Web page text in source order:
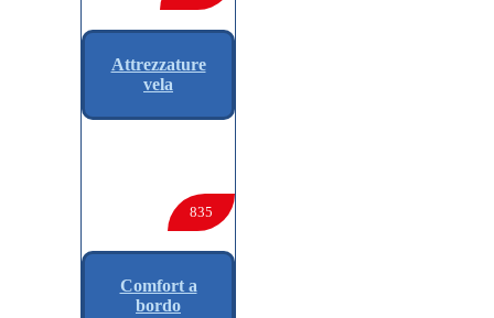
Attrezzature
vela
835
Comfort a
bordo